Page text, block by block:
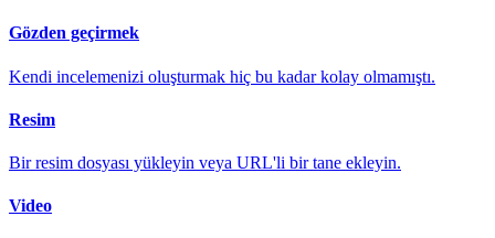
Gözden geçirmek
Kendi incelemenizi oluşturmak hiç bu kadar kolay olmamıştı.
Resim
Bir resim dosyası yükleyin veya URL'li bir tane ekleyin.
Video